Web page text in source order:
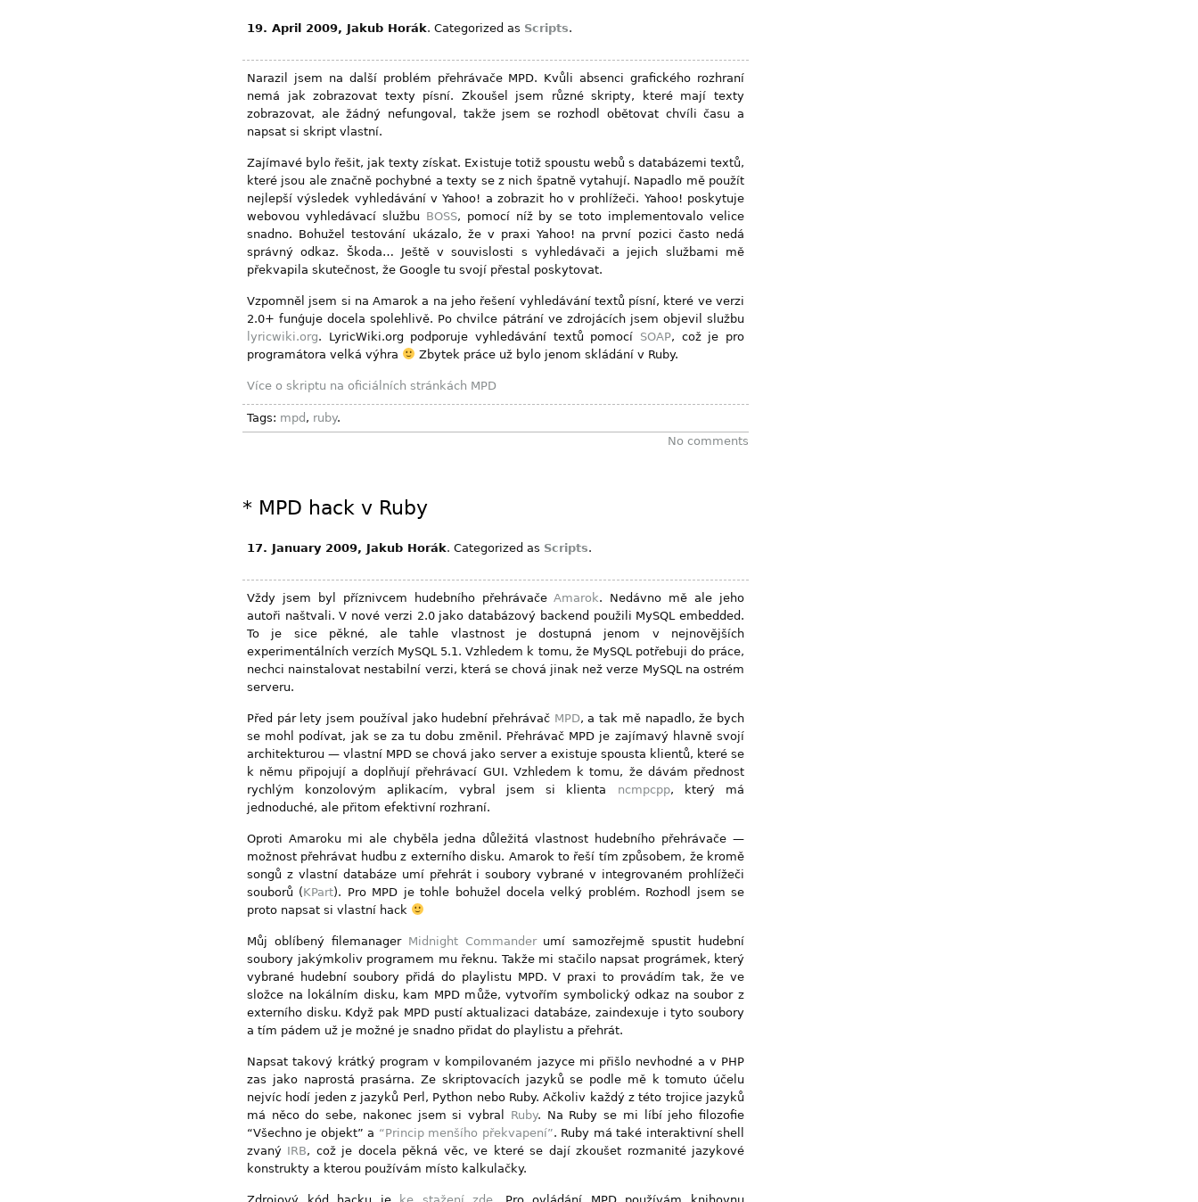
19. April 2009, Jakub Horák. Categorized as Scripts.
Narazil jsem na další problém přehrávače MPD. Kvůli absenci grafického rozhraní
nemá jak zobrazovat texty písní. Zkoušel jsem různé skripty, které mají texty
zobrazovat, ale žádný nefungoval, takže jsem se rozhodl obětovat chvíli času a
napsat si skript vlastní.
Zajímavé bylo řešit, jak texty získat. Existuje totiž spoustu webů s databázemi textů,
které jsou ale značně pochybné a texty se z nich špatně vytahují. Napadlo mě použít
nejlepší výsledek vyhledávání v Yahoo! a zobrazit ho v prohlížeči. Yahoo! poskytuje
webovou vyhledávací službu BOSS, pomocí níž by se toto implementovalo velice
snadno. Bohužel testování ukázalo, že v praxi Yahoo! na první pozici často nedá
správný odkaz. Škoda… Ještě v souvislosti s vyhledávači a jejich službami mě
překvapila skutečnost, že Google tu svojí přestal poskytovat.
Vzpomněl jsem si na Amarok a na jeho řešení vyhledávání textů písní, které ve verzi
2.0+ funǵuje docela spolehlivě. Po chvilce pátrání ve zdrojácích jsem objevil službu
lyricwiki.org. LyricWiki.org podporuje vyhledávání textů pomocí SOAP, což je pro
programátora velká výhra
Zbytek práce už bylo jenom skládání v Ruby.
Více o skriptu na oficiálních stránkách MPD
Tags: mpd , ruby.
No comments
* MPD hack v Ruby
17. January 2009, Jakub Horák. Categorized as Scripts.
Vždy jsem byl příznivcem hudebního přehrávačeAmarok. Nedávno mě ale jeho
autoři naštvali. V nové verzi 2.0 jako databázový backend použili MySQL embedded.
To je sice pěkné, ale tahle vlastnost je dostupná jenom v nejnovějších
experimentálních verzích MySQL 5.1. Vzhledem k tomu, že MySQL potřebuji do práce,
nechci nainstalovat nestabilní verzi, která se chová jinak než verze MySQL na ostrém
serveru.
Před pár lety jsem používal jako hudební přehrávač MPD, a tak mě napadlo, že bych
se mohl podívat, jak se za tu dobu změnil. Přehrávač MPD je zajímavý hlavně svojí
architekturou — vlastní MPD se chová jako server a existuje spousta klientů, které se
k němu připojují a doplňují přehrávací GUI. Vzhledem k tomu, že dávám přednost
rychlým konzolovým aplikacím, vybral jsem si klienta ncmpcpp, který má
jednoduché, ale přitom efektivní rozhraní.
Oproti Amaroku mi ale chyběla jedna důležitá vlastnost hudebního přehrávače —
možnost přehrávat hudbu z externího disku. Amarok to řeší tím způsobem, že kromě
songů z vlastní databáze umí přehrát i soubory vybrané v integrovaném prohlížeči
souborů (KPart). Pro MPD je tohle bohužel docela velký problém. Rozhodl jsem se
proto napsat si vlastní hack
Můj oblíbený filemanager Midnight Commanderumí samozřejmě spustit hudební
soubory jakýmkoliv programem mu řeknu. Takže mi stačilo napsat prográmek, který
vybrané hudební soubory přidá do playlistu MPD. V praxi to provádím tak, že ve
složce na lokálním disku, kam MPD může, vytvořím symbolický odkaz na soubor z
externího disku. Když pak MPD pustí aktualizaci databáze, zaindexuje i tyto soubory
a tím pádem už je možné je snadno přidat do playlistu a přehrát.
Napsat takový krátký program v kompilovaném jazyce mi přišlo nevhodné a v PHP
zas jako naprostá prasárna. Ze skriptovacích jazyků se podle mě k tomuto účelu
nejvíc hodí jeden z jazyků Perl, Python nebo Ruby. Ačkoliv každý z této trojice jazyků
má něco do sebe, nakonec jsem si vybral Ruby. Na Ruby se mi líbí jeho filozofie
“Všechno je objekt” a “Princip menšího překvapení”. Ruby má také interaktivní shell
zvaný IRB, což je docela pěkná věc, ve které se dají zkoušet rozmanité jazykové
konstrukty a kterou používám místo kalkulačky.